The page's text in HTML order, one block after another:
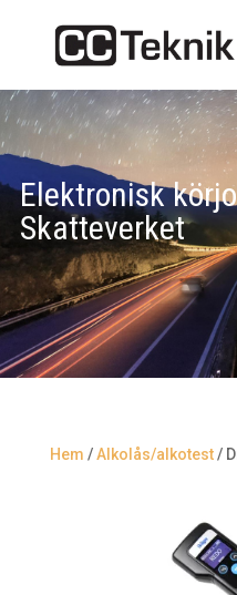
Elektronisk
Skatteverket
Hem /Alkolås/alkotest/